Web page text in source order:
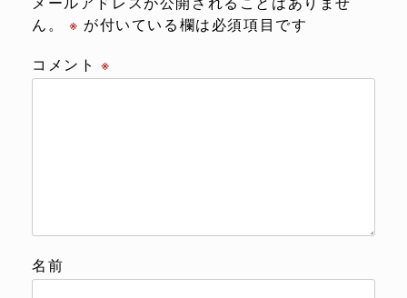
ん。
※ が付いている欄は必須項目です
コメント ※
名前